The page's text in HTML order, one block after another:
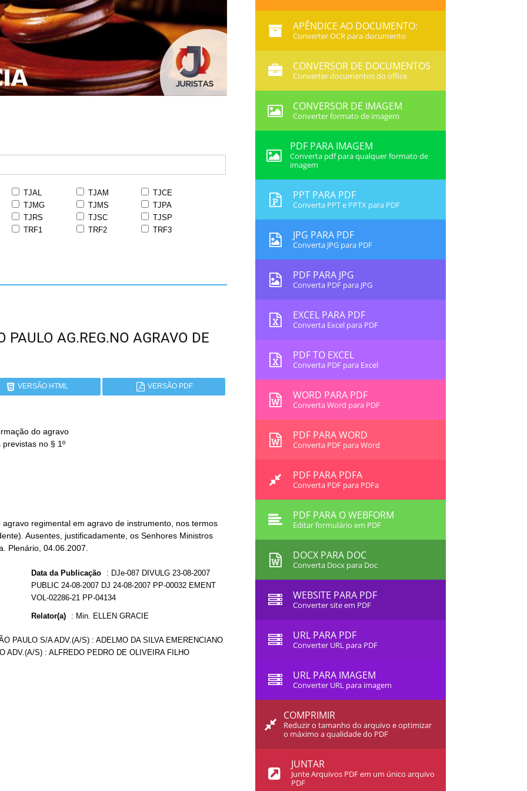
TJAL TJAM
TJCE
TJMG
TJMS
TJPA
TJRS
TJSC
TJSP
TRF1
TRF2 TRF3
AG.REG.NO AGRAVO DE
VERSÃO HTML VERSÃO PDF
do agravo
regimental em agravo de instrumento, nos termos
Ausentes, justificadamente, os Senhores Ministros
Plenário, 04.06.2007.
Data da Publicação : DJe-087 DIVULG 23-08-2007
PUBLIC 24-08-2007 DJ 24-08-2007 PP-00032 EMENT
VOL-02286-21 PP-04134
Relator(a) : Min. ELLEN GRACIE
PAULO S/A ADV.(A/S) : ADELMO DA SILVA EMERENCIANO
ADV.(A/S) : ALFREDO PEDRO DE OLIVEIRA FILHO
APÊNDICE AO DOCUMENTO:
Converter OCR para documento
CONVERSOR DE DOCUMENTOS
Converter documentos do office
CONVERSOR DE IMAGEM
Converter formato de imagem
PDF PARA IMAGEM
Converta pdf para qualquer formato de
imagem
PPT PARA PDF
Converta PPT e PPTX para PDF
JPG PARA PDF
Converta JPG para PDF
PDF PARA JPG
Converta PDF para JPG
EXCEL PARA PDF
Converta Excel para PDF
PDF TO EXCEL
Converta PDF para Excel
WORD PARA PDF
Converta Word para PDF
PDF PARA WORD
Converta PDF para Word
PDF PARA PDFA
Converta PDF para PDFa
PDF PARA O WEBFORM
Editar formulário em PDF
DOCX PARA DOC
Converta Docx para Doc
WEBSITE PARA PDF
Converter site em PDF
URL PARA PDF
Converter URL para PDF
URL PARA IMAGEM
Converter URL para imagem
COMPRIMIR
Reduzir o tamanho do arquivo e optimizar
o máximo a qualidade do PDF
JUNTAR
Junte Arquivos PDF em um único arquivo
PDF